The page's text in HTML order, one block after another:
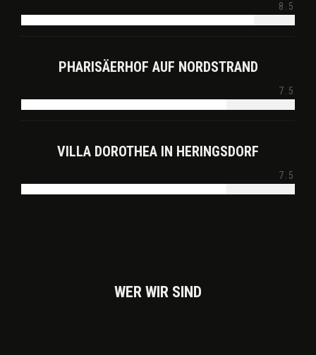
8.5
PHARISÄERHOF AUF NORDSTRAND
7.5
VILLA DOROTHEA IN HERINGSDORF
7.5
WER WIR SIND